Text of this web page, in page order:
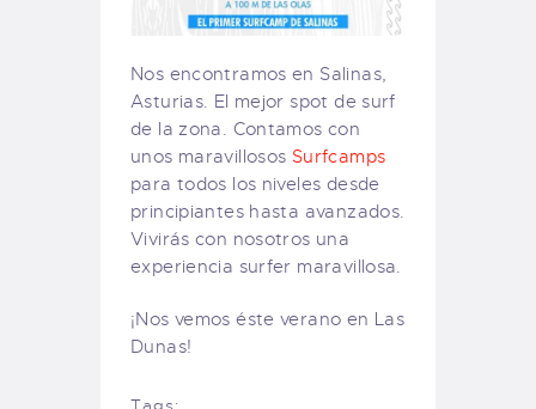
Nos encontramos en Salinas,
Asturias. El mejor spot de surf
de la zona. Contamos con
unos maravillosos Surfcamps
para todos los niveles desde
principiantes hasta avanzados.
Vivirás con nosotros una
experiencia surfer maravillosa.
¡Nos vemos éste verano en Las
Dunas!